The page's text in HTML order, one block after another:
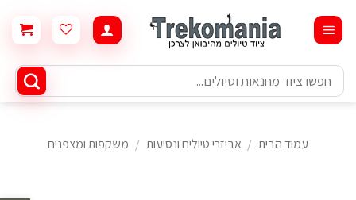
content
חיפוש
עבור:
עמוד הבית / אביזרי טיולים ונסיעות / משקפות ומצפנים